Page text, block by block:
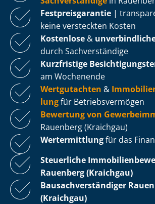
Fest­preis­ga­ran­tie |
keine versteckten Kosten
Kostenlose &
durch Sachverständige
Kurzfristige
am Wochenende
Wertgutachten &
lungfür Be­triebs­ver­mö­gen
Bewertung von
Rauenberg (Kraichgau)
Wertermittlungfür das
Steuerliche
Rauenberg (Kraichgau)
Bau­sach­ver­stän­di­ger
(Kraichgau)